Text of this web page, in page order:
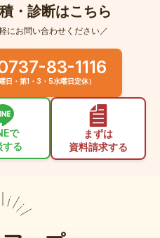
・診断はこちら
にお問い合わせください／
83-1116
・第1・3・5水曜日定休）
で
する
まずは
資料請求する